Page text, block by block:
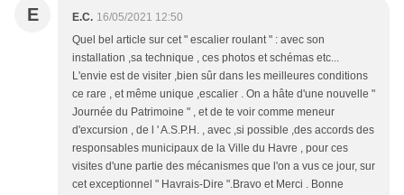
E E.C. 16/05/2021 12:50
Quel bel article sur cet " escalier roulant " : avec son
installation ,sa technique , ces photos et schémas etc...
L'envie est de visiter ,bien sûr dans les meilleures conditions
ce rare , et même unique ,escalier . On a hâte d'une nouvelle "
Journée du Patrimoine " , et de te voir comme meneur
d'excursion , de l ' A.S.P.H. , avec ,si possible ,des accords des
responsables municipaux de la Ville du Havre , pour ces
visites d'une partie des mécanismes que l'on a vus ce jour, sur
cet exceptionnel " Havrais-Dire ".Bravo et Merci . Bonne